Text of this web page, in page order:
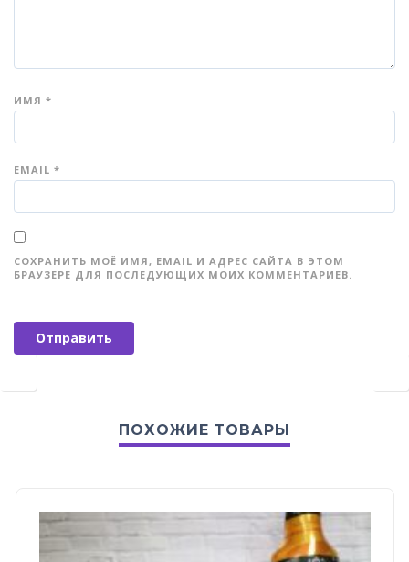
ИМЯ *
EMAIL *
СОХРАНИТЬ МОЁ ИМЯ, EMAIL И АДРЕС САЙТА В ЭТОМ
БРАУЗЕРЕ ДЛЯ ПОСЛЕДУЮЩИХ МОИХ КОММЕНТАРИЕВ.
ПОХОЖИЕ ТОВАРЫ